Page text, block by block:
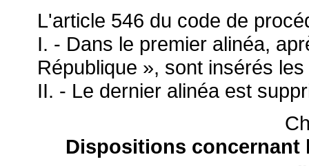
L'article 546 du code de
I. - Dans le premier alinéa,
République », sont insérés
II. - Le dernier alinéa est
Dispositions concernant